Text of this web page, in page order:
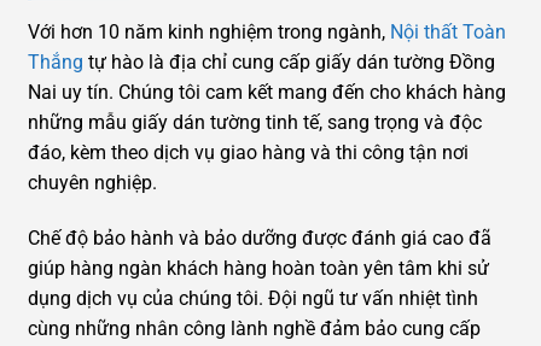
Với hơn 10 năm kinh nghiệm trong ngành, Nội thất Toàn
Thắng tự hào là địa chỉ cung cấp giấy dán tường Đồng
Nai uy tín. Chúng tôi cam kết mang đến cho khách hàng
những mẫu giấy dán tường tinh tế, sang trọng và độc
đáo, kèm theo dịch vụ giao hàng và thi công tận nơi
chuyên nghiệp.
Chế độ bảo hành và bảo dưỡng được đánh giá cao đã
giúp hàng ngàn khách hàng hoàn toàn yên tâm khi sử
dụng dịch vụ của chúng tôi. Đội ngũ tư vấn nhiệt tình
cùng những nhân công lành nghề đảm bảo cung cấp